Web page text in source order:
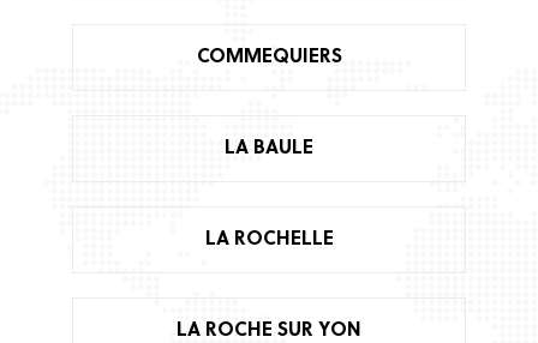
COMMEQUIERS
LA BAULE
LA ROCHELLE
LA ROCHE SUR YON